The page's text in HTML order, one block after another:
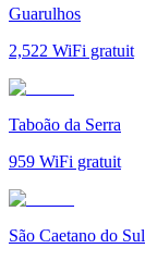
Guarulhos
2,522 WiFi gratuit
Taboão da Serra
959 WiFi gratuit
São Caetano do Sul